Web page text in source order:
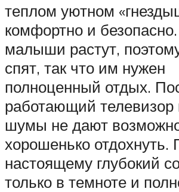
теплом уютном
комфортно и
малыши растут,
спят, так что им нужен
полноценный отдых.
работающий телевизор
шумы не дают
хорошенько отдохнуть.
настоящему глубокий
только в темноте и